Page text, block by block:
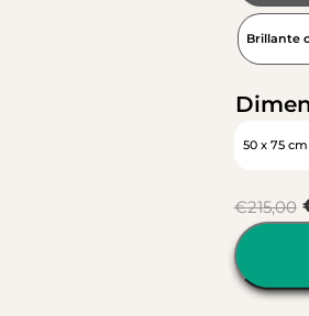
Brillante
€215,00